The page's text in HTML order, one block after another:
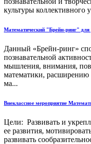
культуры коллективного
Математический "Брейн-ринг" для
Данный «Брейн-ринг»
познавательной
мышления, внимания,
математики, расширению
ма...
Внеклассное мероприятие
Цели: Развивать и
ее развития,
развивать